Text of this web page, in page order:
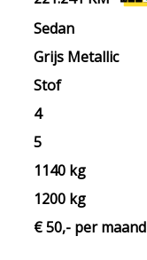
Sedan
Grijs Metallic
Stof
4
5
1140 kg
1200 kg
€ 50,- per maand